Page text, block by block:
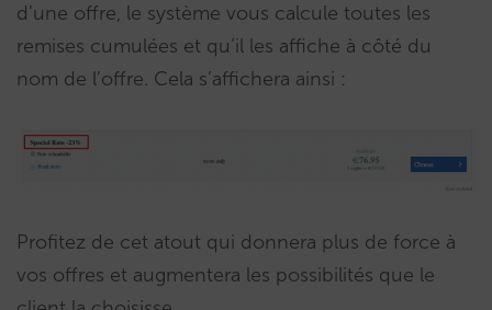
d’une offre, le système vous calcule toutes les
remises cumulées et qu’il les affiche à côté du
nom de l’offre. Cela s’affichera ainsi :
Profitez de cet atout qui donnera plus de force à
vos offres et augmentera les possibilités que le